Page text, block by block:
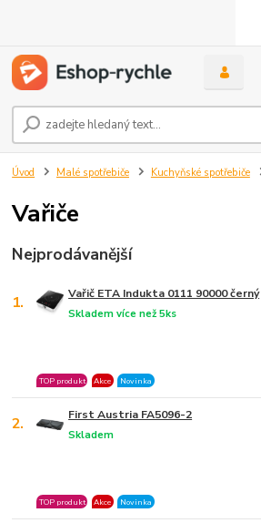
Úvod Malé spotřebiče Kuchyňské spotřebiče
Vařiče
Nejprodávanější
1. Vařič ETA Indukta 0111 90000 černý
Skladem více než 5ks
TOP produkt Akce Novinka
2. First Austria FA5096-2
Skladem
TOP produkt Akce Novinka